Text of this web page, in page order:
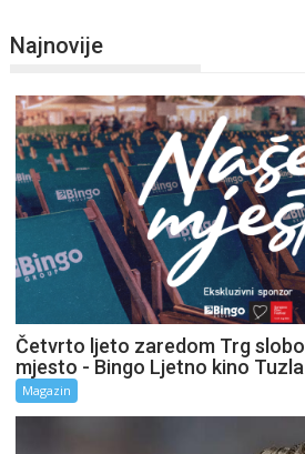
Najnovije
Četvrto ljeto zaredom Trg
mjesto - Bingo Ljetno kino Tuzla
Magazin